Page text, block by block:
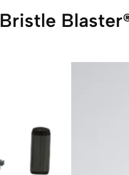
Bristle